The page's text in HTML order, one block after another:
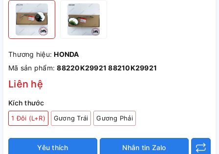
Thương hiệu:HONDA
Mã sản phẩm:88220K29921 88210K29921
Liên hệ
Kích thước
1 Đôi (L+R) Gương Trái Gương Phải
Yêu thích Nhắn tin Zalo